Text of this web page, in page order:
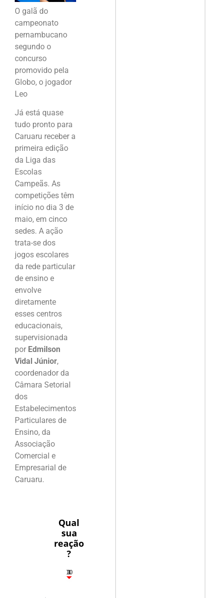
O galã do
campeonato
pernambucano
segundo o
concurso
promovido pela
Globo, o jogador
Leo
Já está quase
tudo pronto para
Caruaru receber a
primeira edição
da Liga das
Escolas
Campeãs. As
competições têm
início no dia 3 de
maio, em cinco
sedes. A ação
trata-se dos
jogos escolares
da rede particular
de ensino e
envolve
diretamente
esses centros
educacionais,
supervisionada
por Edmilson
Vidal Júnior,
coordenador da
Câmara Setorial
dos
Estabelecimentos
Particulares de
Ensino, da
Associação
Comercial e
Empresarial de
Caruaru.
Qual
sua
reação
?
3
1
1
3
10